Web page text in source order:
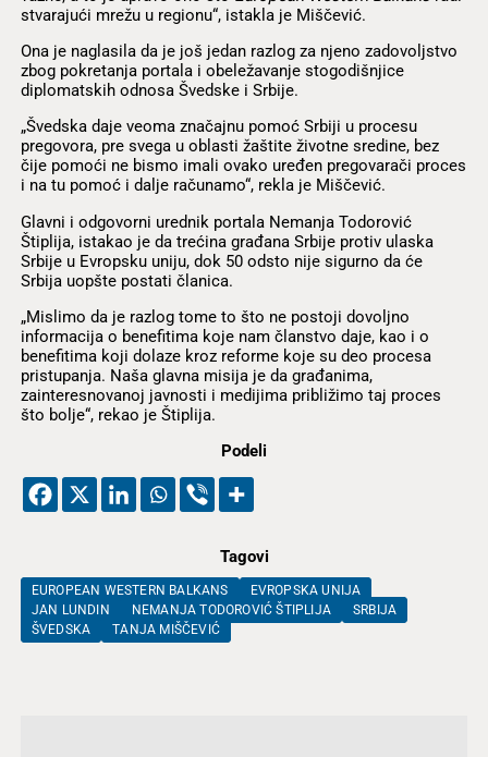
stvarajući mrežu u regionu“, istakla je Miščević.
Ona je naglasila da je još jedan razlog za njeno zadovoljstvo
zbog pokretanja portala i obeležavanje stogodišnjice
diplomatskih odnosa Švedske i Srbije.
„Švedska daje veoma značajnu pomoć Srbiji u procesu
pregovora, pre svega u oblasti žaštite životne sredine, bez
čije pomoći ne bismo imali ovako uređen pregovarači proces
i na tu pomoć i dalje računamo“, rekla je Miščević.
Glavni i odgovorni urednik portala Nemanja Todorović
Štiplija, istakao je da trećina građana Srbije protiv ulaska
Srbije u Evropsku uniju, dok 50 odsto nije sigurno da će
Srbija uopšte postati članica.
„Mislimo da je razlog tome to što ne postoji dovoljno
informacija o benefitima koje nam članstvo daje, kao i o
benefitima koji dolaze kroz reforme koje su deo procesa
pristupanja. Naša glavna misija je da građanima,
zainteresnovanoj javnosti i medijima približimo taj proces
što bolje“, rekao je Štiplija.
Podeli
Tagovi
EUROPEAN WESTERN BALKANS
EVROPSKA UNIJA
JAN LUNDIN
NEMANJA TODOROVIĆ ŠTIPLIJA
SRBIJA
ŠVEDSKA
TANJA MIŠČEVIĆ